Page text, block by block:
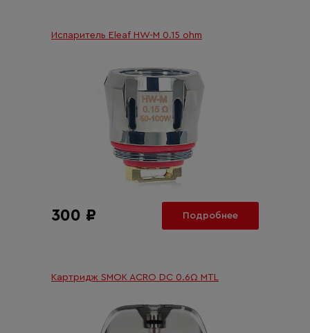
Испаритель Eleaf HW-M 0.15 ohm
300 ₽ Подробнее
Картридж SMOK ACRO DC 0.6Ω MTL